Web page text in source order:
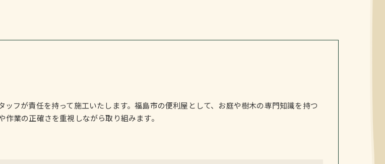
ッフが責任を持って施工いたします。福島市の便利屋として、お庭や樹木の専門知識を持つ
業の正確さを重視しながら取り組みます。